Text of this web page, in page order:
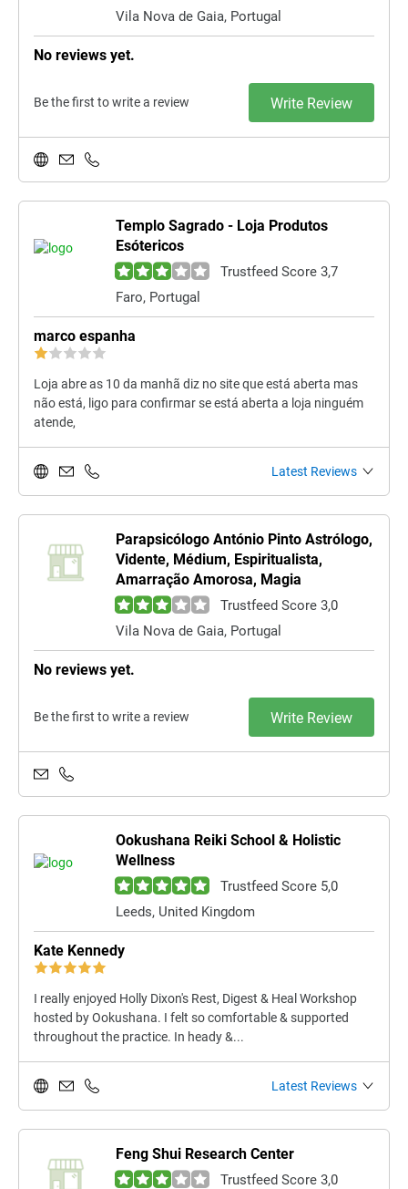
Vila Nova de Gaia, Portugal
No reviews yet.
Be the first to write a review Write Review
Templo Sagrado - Loja Produtos
Esótericos
Trustfeed Score 3,7
Faro, Portugal
marco espanha
Loja abre as 10 da manhã diz no site que está aberta mas
não está, ligo para confirmar se está aberta a loja ninguém
atende,
Latest Reviews
Parapsicólogo António Pinto Astrólogo,
Vidente, Médium, Espiritualista,
Amarração Amorosa, Magia
Trustfeed Score 3,0
Vila Nova de Gaia, Portugal
No reviews yet.
Be the first to write a review Write Review
Ookushana Reiki School & Holistic
Wellness
Trustfeed Score 5,0
Leeds, United Kingdom
Kate Kennedy
I really enjoyed Holly Dixon's Rest, Digest & Heal Workshop
hosted by Ookushana. I felt so comfortable & supported
throughout the practice. In heady &...
Latest Reviews
Feng Shui Research Center
Trustfeed Score 3,0